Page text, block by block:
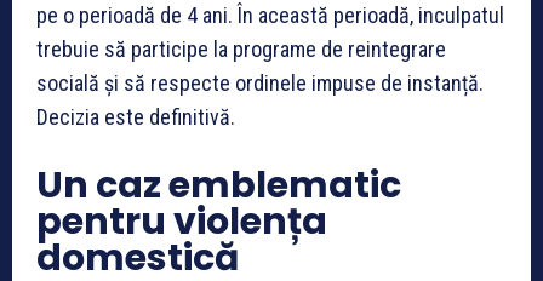
pe o perioadă de 4 ani. În această perioadă, inculpatul
trebuie să participe la programe de reintegrare
socială și să respecte ordinele impuse de instanță.
Decizia este definitivă.
Un caz emblematic
pentru violența
domestică